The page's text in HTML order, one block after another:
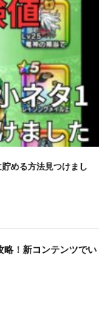
略！新コンテンツでい